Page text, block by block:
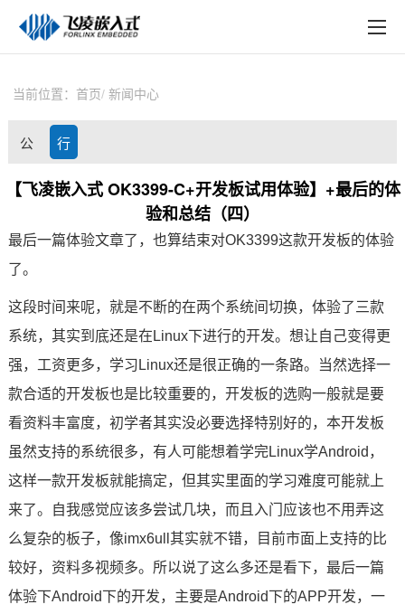
技术与支持
在线文档
方案定制
关于飞凌
天猫商城
淘宝商城
新闻中心
技术论坛
在线购买
当前位置： 首页 新闻中心
公
司
行
业
【飞凌嵌入式 OK3399-C+开发板试用体验】+最后的体
验和总结（四）
最后一篇体验文章了，也算结束对OK3399这款开发板的体验
了。
这段时间来呢，就是不断的在两个系统间切换，体验了三款
系统，其实到底还是在Linux下进行的开发。想让自己变得更
强，工资更多，学习Linux还是很正确的一条路。当然选择一
款合适的开发板也是比较重要的，开发板的选购一般就是要
看资料丰富度，初学者其实没必要选择特别好的，本开发板
虽然支持的系统很多，有人可能想着学完Linux学Android，
这样一款开发板就能搞定，但其实里面的学习难度可能就上
来了。自我感觉应该多尝试几块，而且入门应该也不用弄这
么复杂的板子，像imx6ull其实就不错，目前市面上支持的比
较好，资料多视频多。所以说了这么多还是看下，最后一篇
体验下Android下的开发，主要是Android下的APP开发，一